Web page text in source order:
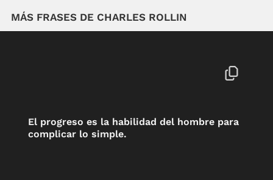
MÁS FRASES DE CHARLES ROLLIN
El progreso es la habilidad del hombre para
complicar lo simple.